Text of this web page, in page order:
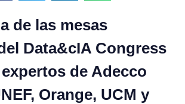
de las mesas
Data&cIA Congress
de Adecco
Orange, UCM y